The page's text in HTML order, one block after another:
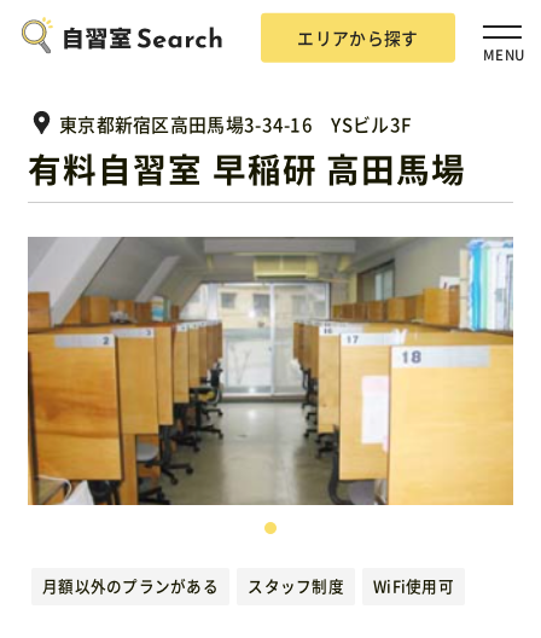
エリアから探す
MENU
エリアから探す
自習室Searchとは？
掲載希望の方
広告掲載について
運営元
東京都新宿区高田馬場3-34-16 YSビル3F
有料自習室 早稲研 高田馬場
月額以外のプランがある スタッフ制度 WiFi使用可